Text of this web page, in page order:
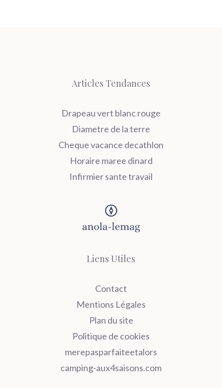
Articles Tendances
Drapeau vert blanc rouge
Diametre de la terre
Cheque vacance decathlon
Horaire maree dinard
Infirmier sante travail
Liens Utiles
Contact
Mentions Légales
Plan du site
Politique de cookies
merepasparfaiteetalors
camping-aux4saisons.com